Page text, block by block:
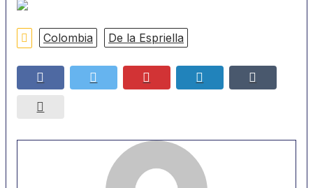
Colombia De la Espriella